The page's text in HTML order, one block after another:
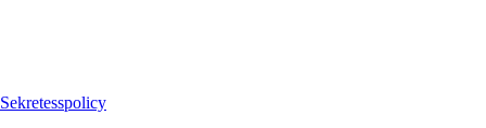
Sekretesspolicy